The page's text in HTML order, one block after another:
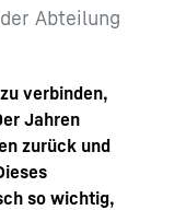
Abteilung
verbinden,
Jahren
zurück und
so wichtig,